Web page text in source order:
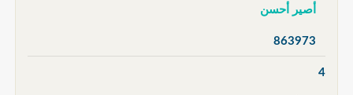
أصير أحسن
863973
4